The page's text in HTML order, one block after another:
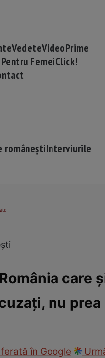
VedeteVideoPrime
FemeiClick!
româneștiInterviurile
care
nu
în Google